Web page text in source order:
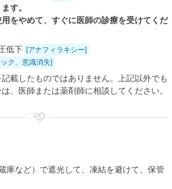
す。
をやめて、すぐに医師の診療を受けてくだ
低下 [アナフィラキシー]
ク、意識消失]
載したものではありません。上記以外でも
、医師または薬剤師に相談してください。
庫など）で遮光して、凍結を避けて、保管